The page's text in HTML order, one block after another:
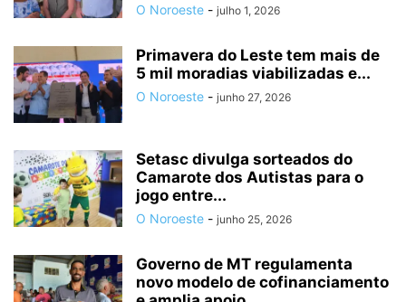
O Noroeste - julho 1, 2026
Primavera do Leste tem mais de
5 mil moradias viabilizadas e...
O Noroeste - junho 27, 2026
Setasc divulga sorteados do
Camarote dos Autistas para o
jogo entre...
O Noroeste - junho 25, 2026
Governo de MT regulamenta
novo modelo de cofinanciamento